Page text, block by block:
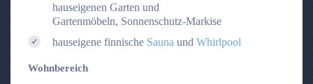
hauseigenen Garten und
Gartenmöbeln, Sonnenschutz-Markise
hauseigene finnische Sauna und Whirlpool
Wohnbereich